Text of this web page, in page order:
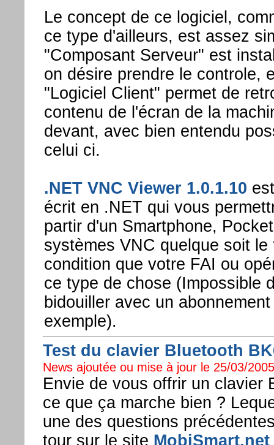
Le concept de ce logiciel,
ce type d'ailleurs, est assez
"Composant Serveur" est
on désire prendre le controle,
"Logiciel Client" permet de
contenu de l'écran de la
devant, avec bien entendu
celui ci.
.NET VNC Viewer 1.0.1.10
écrit en .NET qui vous
partir d'un Smartphone,
systèmes VNC quelque soit
condition que votre FAI ou
ce type de chose (Impossible
bidouiller avec un
exemple).
Test du clavier Bluetooth
News ajoutée ou mise à jour le 25/03/
Envie de vous offrir un clavier
ce que ça marche bien ?
une des questions
tour sur le site MobiSmart.net